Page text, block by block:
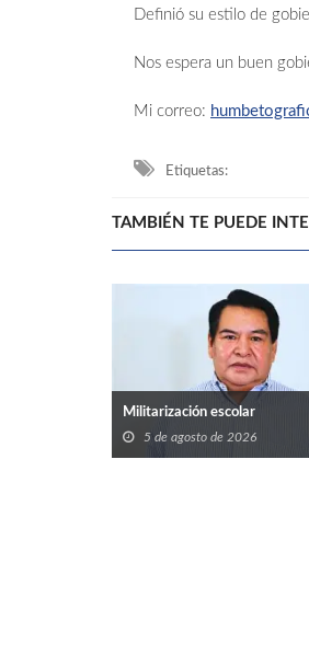
Definió su estilo de
Nos espera un buen
Mi correo:
Etiquetas:
TAMBIÉN TE PUEDE
Militarización escolar
5 de agosto de 2026